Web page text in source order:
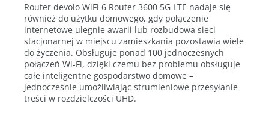
Router devolo WiFi 6 Router 3600 5G LTE nadaje się
również do użytku domowego, gdy połączenie
internetowe ulegnie awarii lub rozbudowa sieci
stacjonarnej w miejscu zamieszkania pozostawia wiele
do życzenia. Obsługuje ponad 100 jednoczesnych
połączeń Wi-Fi, dzięki czemu bez problemu obsługuje
całe inteligentne gospodarstwo domowe –
jednocześnie umożliwiając strumieniowe przesyłanie
treści w rozdzielczości UHD.